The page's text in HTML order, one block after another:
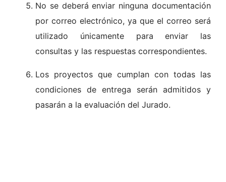
No se deberá enviar ninguna documentación
por correo electrónico, ya que el correo será
utilizado únicamente para enviar las
consultas y las respuestas correspondientes.
Los proyectos que cumplan con todas las
condiciones de entrega serán admitidos y
pasarán a la evaluación del Jurado.